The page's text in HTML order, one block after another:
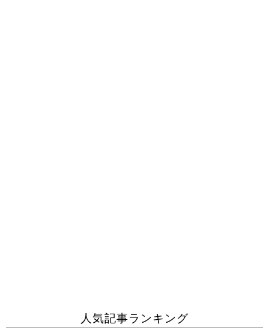
人気記事ランキング